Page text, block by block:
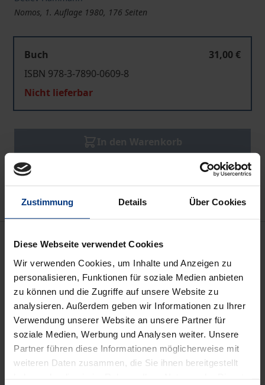
Zustimmung Details Über Cookies
Diese Webseite verwendet Cookies
Wir verwenden Cookies, um Inhalte und Anzeigen zu
personalisieren, Funktionen für soziale Medien anbieten
zu können und die Zugriffe auf unsere Website zu
analysieren. Außerdem geben wir Informationen zu Ihrer
Verwendung unserer Website an unsere Partner für
soziale Medien, Werbung und Analysen weiter. Unsere
Partner führen diese Informationen möglicherweise mit
weiteren Daten zusammen, die Sie ihnen bereitgestellt
Nomos, 1. Auflage 1980, 176 Seiten
Buch
31,00 €
ISBN 978-3-7890-0609-8
Nicht lieferbar
Zur Wunschliste hinzufügen
Hinweise zu Versandkosten
Bibliografische Angaben
Auflage
1
ISBN
978-3-7890-0609-8
Erscheinungsdatum